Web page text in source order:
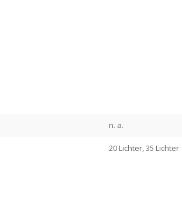
n. a.
20 Lichter, 35 Lichter